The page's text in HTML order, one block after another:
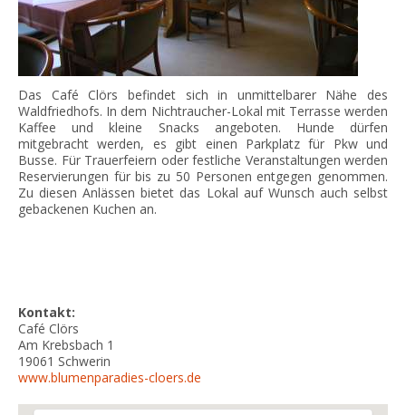
Das Café Clörs befindet sich in unmittelbarer Nähe des
Waldfriedhofs. In dem Nichtraucher-Lokal mit Terrasse werden
Kaffee und kleine Snacks angeboten. Hunde dürfen
mitgebracht werden, es gibt einen Parkplatz für Pkw und
Busse. Für Trauerfeiern oder festliche Veranstaltungen werden
Reservierungen für bis zu 50 Personen entgegen genommen.
Zu diesen Anlässen bietet das Lokal auf Wunsch auch selbst
gebackenen Kuchen an.
Kontakt:
Café Clörs
Am Krebsbach 1
19061 Schwerin
www.blumenparadies-cloers.de